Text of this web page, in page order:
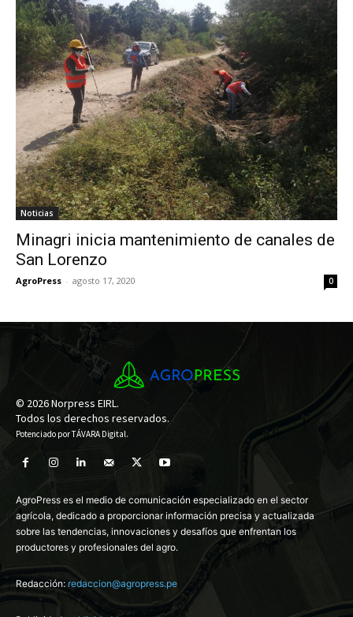
Noticias
Minagri inicia mantenimiento de canales de
San Lorenzo
AgroPress - agosto 17, 2020 0
© 2026 Norpress EIRL.
Todos los derechos reservados.
Potenciado porTÁVARA Digital.
AgroPress es el medio de comunicación especializado en el sector
agrícola, dedicado a proporcionar información precisa y actualizada
sobre las tendencias, innovaciones y desafíos que enfrentan los
productores y profesionales del agro.
Redacción: redaccion@agropress.pe